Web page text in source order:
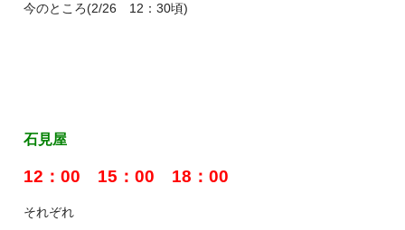
今のところ(2/26 12：30頃)
石見屋
12：00 15：00 18：00
それぞれ